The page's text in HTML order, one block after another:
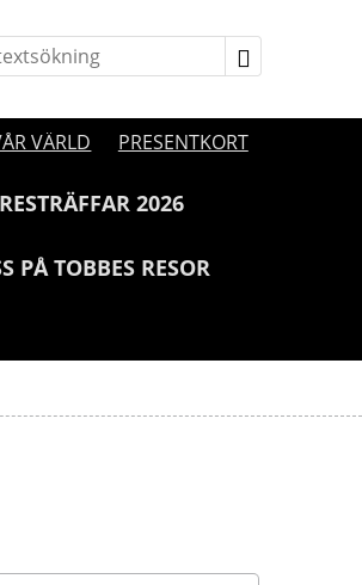
VÄRLD PRESENTKORT
RESTRÄFFAR 2026
PÅ TOBBES RESOR